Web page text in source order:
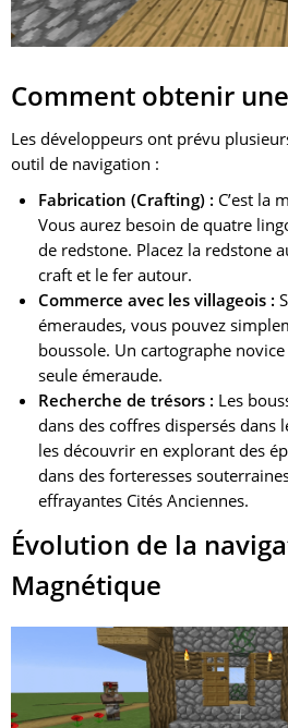
Comment obtenir
Les développeurs ont prévu
outil de navigation :
Fabrication (Crafting) : C’est la
Vous aurez besoin de quatre
de redstone. Placez la redstone
craft et le fer autour.
Commerce avec les villageois :
émeraudes, vous pouvez
boussole. Un cartographe
seule émeraude.
Recherche de trésors : Les
dans des coffres dispersés dans
les découvrir en explorant des
dans des forteresses
effrayantes Cités Anciennes.
Évolution de la
Magnétique